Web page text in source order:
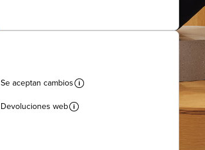
Se aceptan cambios
Devoluciones web